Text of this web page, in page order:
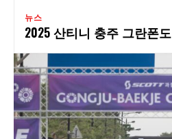
뉴스
2025 산티니 충주 그란폰도